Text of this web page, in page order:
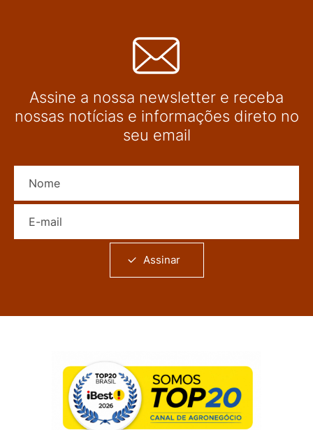
Assine a nossa newsletter e receba
nossas notícias e informações direto no
seu email
Assinar